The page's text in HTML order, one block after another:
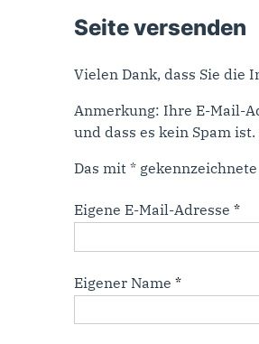
Seite versenden
Vielen Dank, dass Sie die
Anmerkung: Ihre E-Mail-
und dass es kein Spam ist.
Das mit *
Eigene E-Mail-Adresse *
Eigener Name *